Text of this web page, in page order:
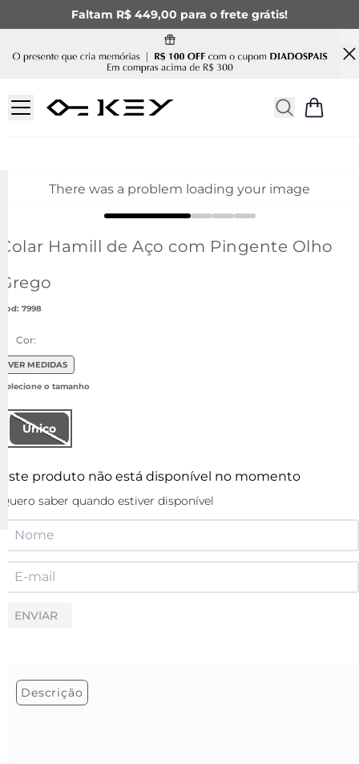
Faltam R$ 449,00 para o frete grátis!
There was a problem loading your image
Colar Hamill de Aço com Pingente Olho
Grego
: 7998
Cor:
VER MEDIDAS
Único
Este produto não está disponível no momento
Quero saber quando estiver disponível
ENVIAR
Descrição